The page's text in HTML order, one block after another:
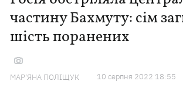
частину Бахмуту: сім
шість поранених
МАР'ЯНА ПОЛІЩУК 10 серпня 2022 18:55